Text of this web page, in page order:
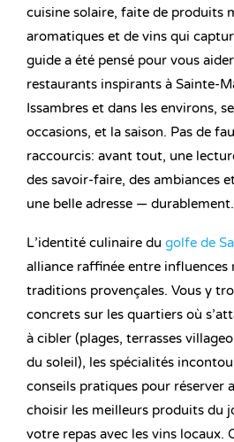
cuisine solaire, faite de produits
aromatiques et de vins qui
guide a été pensé pour vous
restaurants inspirants à Sainte-
Issambres et dans les environs,
occasions, et la saison. Pas de
raccourcis: avant tout, une
des savoir-faire, des ambiances
une belle adresse — durablement.
L’identité culinaire du golfe de
alliance raffinée entre influences
traditions provençales. Vous y
concrets sur les quartiers où
à cibler (plages, terrasses
du soleil), les spécialités
conseils pratiques pour réserver
choisir les meilleurs produits du
votre repas avec les vins locaux.